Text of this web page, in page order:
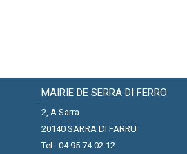
MAIRIE DE SERRA DI FERRO
2, A Sarra
20140 SARRA DI FARRU
Tel : 04.95.74.02.12